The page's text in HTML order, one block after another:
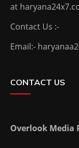
at
Contact Us :-
Email:-
CONTACT US
Overlook Media